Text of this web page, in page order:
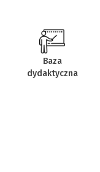
Baza
dydaktyczna